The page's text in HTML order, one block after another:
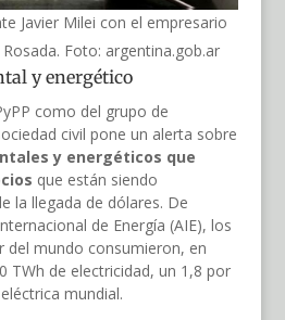
Javier Milei con el empresario
Foto: argentina.gob.ar
y energético
como del grupo de
civil pone un alerta sobre
y energéticos que
que están siendo
la llegada de dólares. De
de Energía (AIE), los
del mundo consumieron, en
TWh de electricidad, un 1,8 por
mundial.